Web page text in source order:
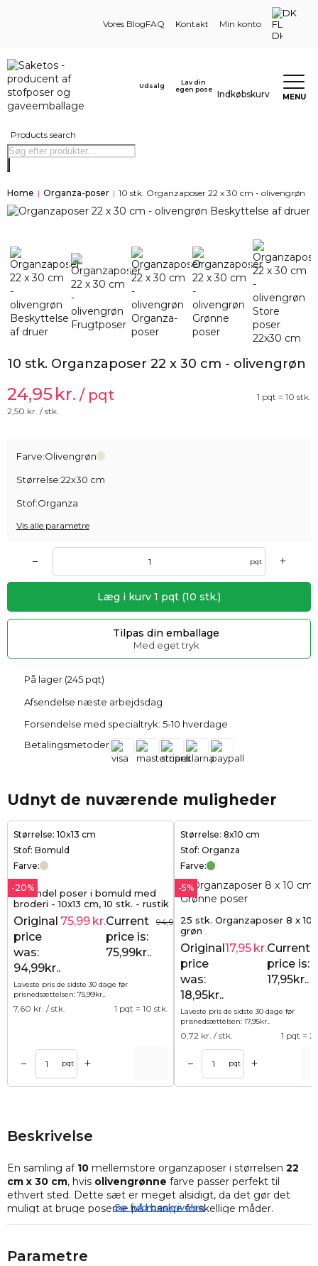
Vores BlogFAQ Kontakt Min konto
DK
Products search
Udsalg
Lav din
egen pose
Indkøbskurv MENU
Home | Organza-poser | 10 stk. Organzaposer 22 x 30 cm - olivengrøn
10 stk. Organzaposer 22 x 30 cm - olivengrøn
24,95kr. / pqt
1 pqt = 10 stk.
2,50 kr. / stk.
Farve:Olivengrøn
Størrelse:22x30 cm
Stof:Organza
Vis alle parametre
– pqt +
Læg i kurv 1 pqt (10 stk.)
Tilpas din emballage
Med eget tryk
På lager (245 pqt)
Afsendelse næste arbejdsdag
Forsendelse med specialtryk: 5-10 hverdage
Betalingsmetoder
Udnyt de nuværende muligheder
Størrelse: 10x13 cm
Stof: Bomuld
Farve:
-20%
Lavendel poser i bomuld med
broderi - 10x13 cm, 10 stk. - rustik
charme og naturlig duft
94,99 kr.
Original
price
was:
94,99kr..
75,99 kr.Current
price is:
75,99kr..
Laveste pris de sidste 30 dage før
prisnedsættelsen: 75,99kr..
7,60 kr. / stk. 1 pqt = 10 stk.
– pqt +
Størrelse: 8x10 cm
Stof: Organza
Farve:
-5%
25 stk. Organzaposer 8 x 10
grøn
Original
price
was:
18,95kr..
17,95 kr.Current
price is:
17,95kr..
Laveste pris de sidste 30 dage før
prisnedsættelsen: 17,95kr..
0,72 kr. / stk. 1 pqt =
– pqt +
Beskrivelse
En samling af 10 mellemstore organzaposer i størrelsen 22
cm x 30 cm, hvis olivengrønne farve passer perfekt til
ethvert sted. Dette sæt er meget alsidigt, da det gør det
muligt at bruge poserne på mange forskellige måder.
De kan således bruges til opbevaring af f.eks. kosmetik,
Organzaposerkan også bruges som en beholder til
Se fuld beskrivelse
Parametre